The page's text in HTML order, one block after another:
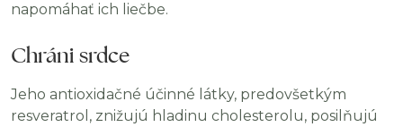
napomáhať ich liečbe.
Chráni srdce
Jeho antioxidačné účinné látky, predovšetkým
resveratrol, znižujú hladinu cholesterolu, posilňujú